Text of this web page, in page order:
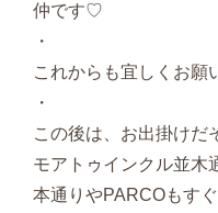
仲です♡
・
これからも宜しくお願
・
この後は、お出掛けだ
モアトゥインクル並木
本通りやPARCOもす